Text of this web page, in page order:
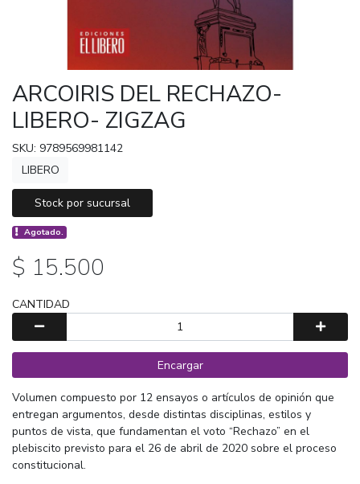
ARCOIRIS DEL RECHAZO-
LIBERO- ZIGZAG
SKU: 9789569981142
LIBERO
Stock por sucursal
Agotado.
$ 15.500
CANTIDAD
Encargar
Volumen compuesto por 12 ensayos o artículos de opinión que
entregan argumentos, desde distintas disciplinas, estilos y
puntos de vista, que fundamentan el voto “Rechazo” en el
plebiscito previsto para el 26 de abril de 2020 sobre el proceso
constitucional.